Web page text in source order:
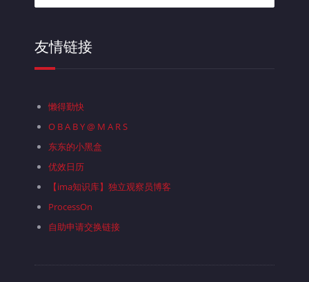
友情链接
懒得勤快
O B A B Y @ M A R S
东东的小黑盒
优效日历
【ima知识库】独立观察员博客
ProcessOn
自助申请交换链接